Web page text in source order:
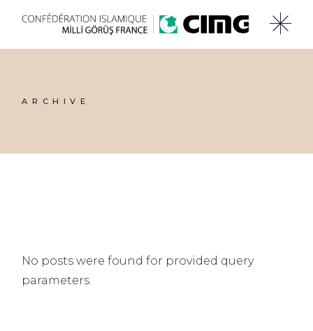
ARCHIVE
No posts were found for provided query
parameters.